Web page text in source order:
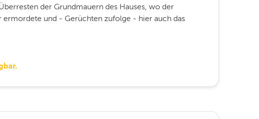
der Grundmauern des Hauses, wo der
ermordete und - Gerüchten zufolge - hier auch das